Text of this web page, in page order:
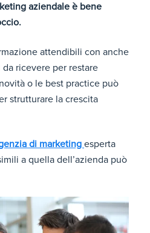
aziendale è bene
attendibili con anche
ricevere per restare
o le best practice può
strutturare la crescita
di marketing esperta
a quella dell’azienda può